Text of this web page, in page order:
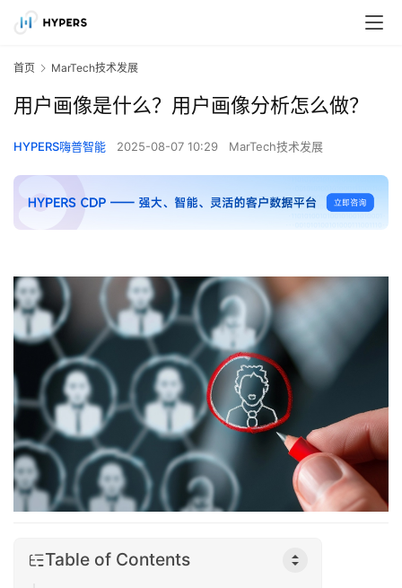
首页 MarTech技术发展
用户画像是什么？用户画像分析怎么做？
HYPERS嗨普智能 2025-08-07 10:29 MarTech技术发展
Table of Contents